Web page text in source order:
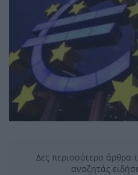
Δες περισσότερα άρθρα
αναζητάς